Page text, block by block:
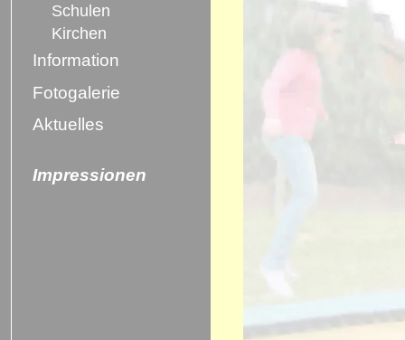
Schulen
Kirchen
Information
Fotogalerie
Aktuelles
Impressionen